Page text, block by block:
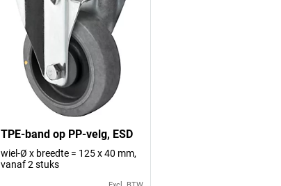
TPE-band op PP-velg, ESD
wiel-Ø x breedte = 125 x 40 mm,
vanaf 2 stuks